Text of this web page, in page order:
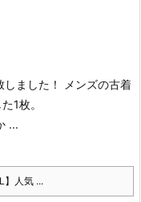
ました！
メンズの古着
1枚。
...
】人気 ...